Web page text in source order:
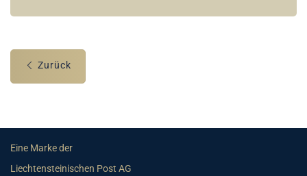
Zurück
Eine Marke der
Liechtensteinischen Post AG